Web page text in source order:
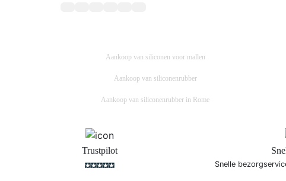
Aankoop van siliconen voor mallen
Aankoop van siliconenrubber
Aankoop van siliconenrubber in Rome
Trustpilot
Snelle